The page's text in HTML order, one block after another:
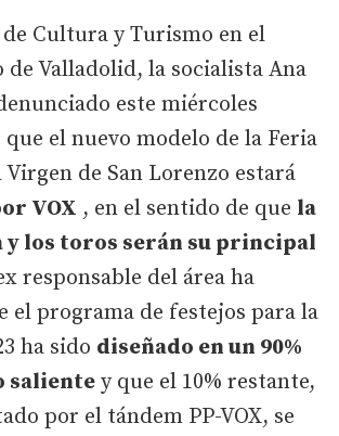
Cultura y Turismo en el
Valladolid, la socialista Ana
este miércoles
el nuevo modelo de la Feria
Virgen de San Lorenzo estará
VOX , en el sentido de que la
los toros serán su principal
responsable del área ha
el programa de festejos para la
ha sido diseñado en un 90%
saliente y que el 10% restante,
por el tándem PP-VOX, se